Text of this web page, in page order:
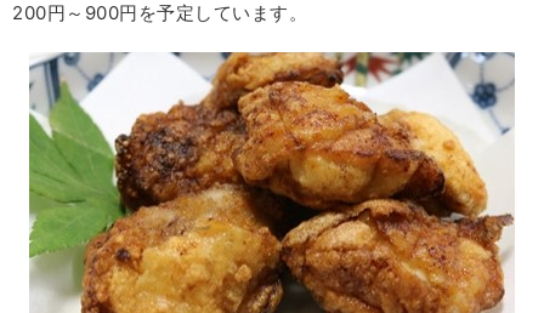
200円～900円を予定しています。